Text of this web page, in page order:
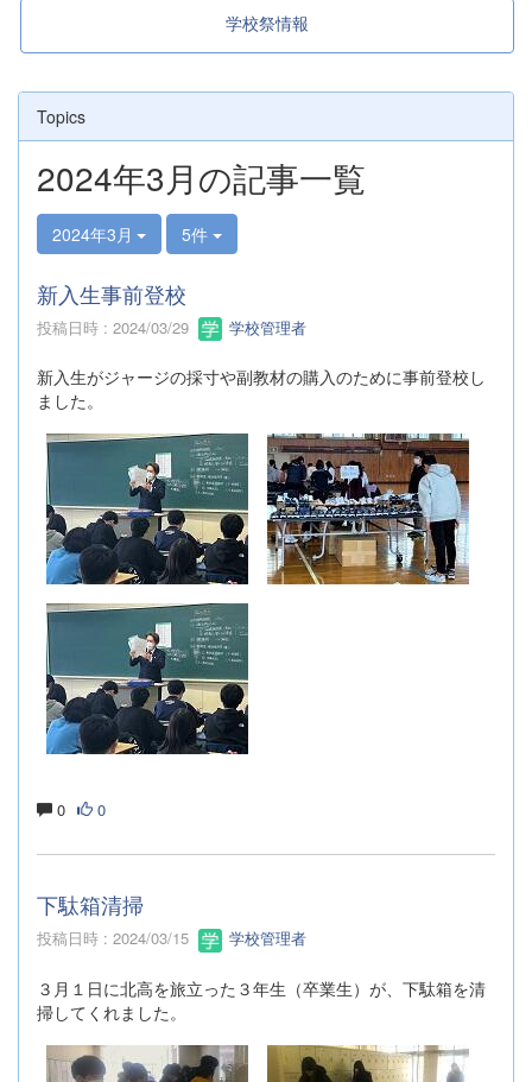
学校祭情報
Topics
2024年3月の記事一覧
2024年3月 5件
新入生事前登校
投稿日時 : 2024/03/29 学校管理者
新入生がジャージの採寸や副教材の購入のために事前登校し
ました。
0 0
下駄箱清掃
投稿日時 : 2024/03/15 学校管理者
３月１日に北高を旅立った３年生（卒業生）が、下駄箱を清
掃してくれました。